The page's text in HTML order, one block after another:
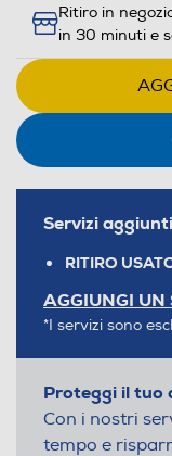
Ritiro in
in 30 minuti e
Servizi
RITIRO
AGGIUNGI UN
*I servizi sono
Proteggi il tuo
Con i nostri
tempo e